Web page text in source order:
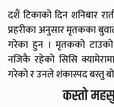
दशैं टिकाको दिन शनिबार
प्रहरीका अनुसार मृतकका
गरेका हुन । मृतकको
नजिकै रहेको सिसि
गरेको र उनले शंकास्पद बस्तु
कस्तो